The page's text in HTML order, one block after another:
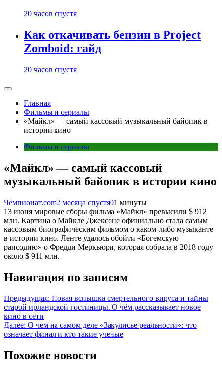
20 часов спустя
Как откачивать бензин в Project
Zomboid: гайд
20 часов спустя
Главная
Фильмы и сериалы
«Майкл» — самый кассовый музыкальный байопик в
истории кино
Фильмы и сериалы
«Майкл» — самый кассовый
музыкальный байопик в истории кино
Чемпионат.com2 месяца спустя01 минуты
13 июня мировые сборы фильма «Майкл» превысили $ 912
млн. Картина о Майкле Джексоне официально стала самым
кассовым биографическим фильмом о каком-либо музыканте
в истории кино. Ленте удалось обойти «Богемскую
рапсодию» о Фредди Меркьюри, которая собрала в 2018 году
около $ 911 млн.
Навигация по записям
Предыдущая: Новая вспышка смертельного вируса и тайны
старой ирландской гостиницы. О чём рассказывает новое
кино в сети
Далее: О чем на самом деле «Закулисье реальности»: что
означает финал и кто такие ученые
Похожие новости